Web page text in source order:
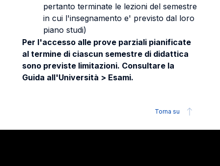
pertanto terminate le lezioni del semestre
in cui l'insegnamento e' previsto dal loro
piano studi)
Per l'accesso alle prove parziali pianificate
al termine di ciascun semestre di didattica
sono previste limitazioni. Consultare la
Guida all'Università > Esami.
Torna su